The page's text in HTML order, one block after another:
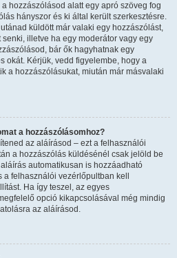
hozzászólásod alatt egy apró szöveg fog
hányszor és ki által került szerkesztésre.
küldött már valaki egy hozzászólást,
illetve ha egy moderátor vagy egy
bár ők hagyhatnak egy
okát. Kérjük, vedd figyelembe, hogy a
a hozzászólásukat, miután már másvalaki
a hozzászólásomhoz?
az aláírásod – ezt a felhasználói
a hozzászólás küldésénél csak jelöld be
automatikusan is hozzáadható
felhasználói vezérlőpultban kell
Ha így teszel, az egyes
opció kikapcsolásával még mindig
az aláírásod.